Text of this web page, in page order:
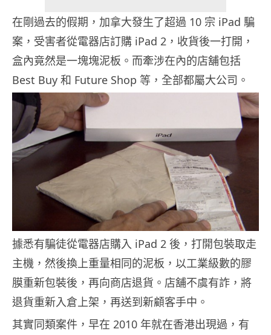
在剛過去的假期，加拿大發生了超過 10 宗 iPad 騙
案，受害者從電器店訂購 iPad 2，收貨後一打開，
盒內竟然是一塊塊泥板。而牽涉在內的店舖包括
Best Buy 和 Future Shop 等，全部都屬大公司。
據悉有騙徒從電器店購入 iPad 2 後，打開包裝取走
主機，然後換上重量相同的泥板，以工業級數的膠
膜重新包裝後，再向商店退貨。店舖不虞有詐，將
退貨重新入倉上架，再送到新顧客手中。
其實同類案件，早在 2010 年就在香港出現過，有